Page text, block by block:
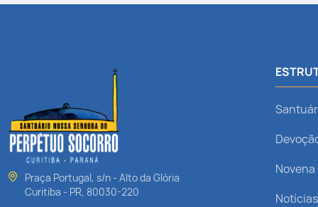
Praça Portugal, s/n - Alto da Glória
Curitiba - PR, 80030-220
Novena
Notícias